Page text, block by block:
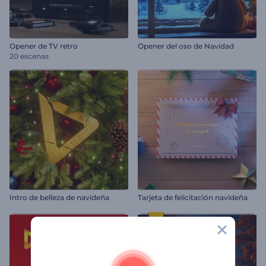
Opener de TV retro
20 escenas
Opener del oso de Navidad
Intro de belleza de navideña Tarjeta de felicitación navideña